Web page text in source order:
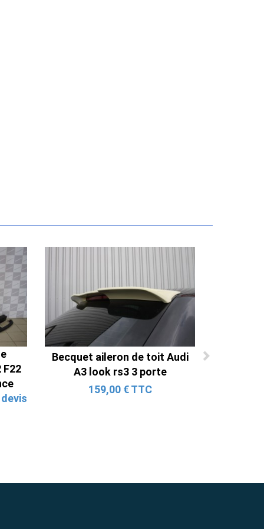
F22
Becquet aileron de toit Audi
A3 look rs3 3 porte
159,00 € TTC